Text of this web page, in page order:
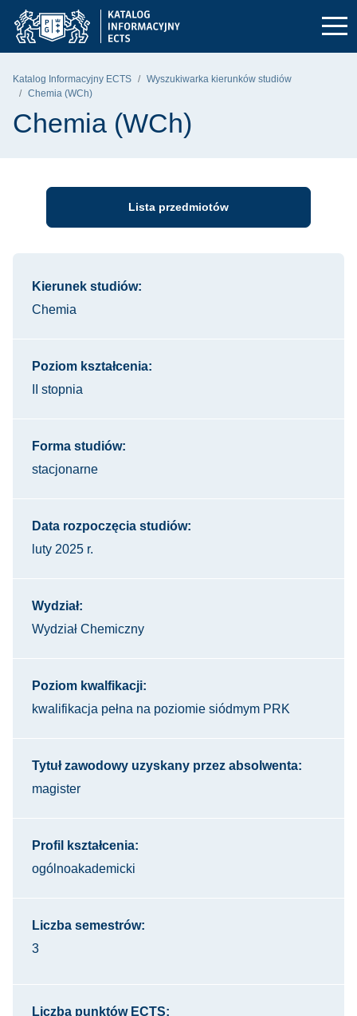
Przejdź do głównego menu
Przejdź do nawigacji
Przejdź do treści
Politechnika Gdańska - strona główna
Katalog Informacyjny ECTS
Wyszukiwarka kierunków studiów
Chemia (WCh)
Chemia (WCh)
Lista przedmiotów
Kierunek studiów:
Chemia
Poziom kształcenia:
II stopnia
Forma studiów:
stacjonarne
Data rozpoczęcia studiów:
luty 2025 r.
Wydział:
Wydział Chemiczny
Poziom kwalfikacji:
kwalifikacja pełna na poziomie siódmym PRK
Tytuł zawodowy uzyskany przez absolwenta:
magister
Profil kształcenia:
ogólnoakademicki
Liczba semestrów:
3
Liczba punktów ECTS: